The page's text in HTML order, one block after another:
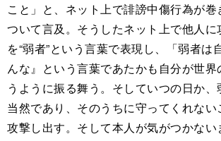
こと」と、ネット上で誹謗中傷行為が巻
ついて言及。そうしたネット上で他人に
を“弱者”という言葉で表現し、「弱者は
んな』という言葉であたかも自分が世界
うように振る舞う。そしていつの日か、
当然であり、そのうちに守ってくれない
攻撃し出す。そして本人が気がつかない